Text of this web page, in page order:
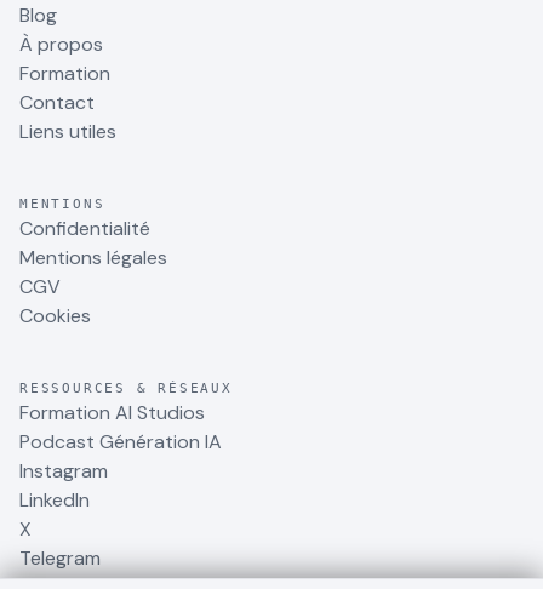
Blog
À propos
Formation
Contact
Liens utiles
MENTIONS
Confidentialité
Mentions légales
CGV
Cookies
RESSOURCES & RÉSEAUX
Formation AI Studios
Podcast Génération IA
Instagram
LinkedIn
X
Telegram